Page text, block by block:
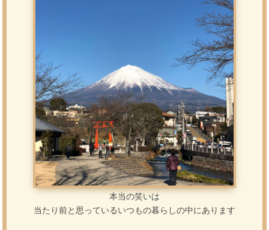
本当の笑いは
当たり前と思っているいつもの暮らしの中にあります